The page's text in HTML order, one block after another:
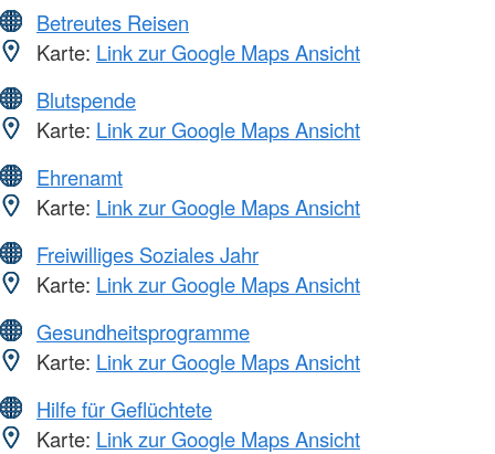
Betreutes Reisen
Karte: Link zur Google Maps Ansicht
Blutspende
Karte: Link zur Google Maps Ansicht
Ehrenamt
Karte: Link zur Google Maps Ansicht
Freiwilliges Soziales Jahr
Karte: Link zur Google Maps Ansicht
Gesundheitsprogramme
Karte: Link zur Google Maps Ansicht
Hilfe für Geflüchtete
Karte: Link zur Google Maps Ansicht